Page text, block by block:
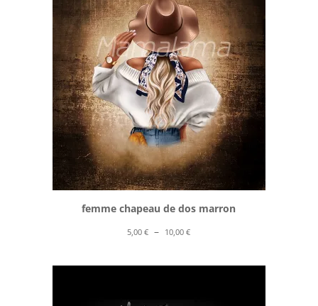
à
10,00 €
femme chapeau de dos marron
5,00€ – 10,00€Plage
prix :